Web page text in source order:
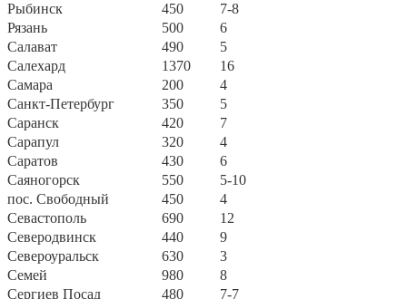
Рыбинск
450
7-8
Рязань
500
6
Салават
490
5
Салехард
1370
16
Самара
200
4
Санкт-Петербург
350
5
Саранск
420
7
Сарапул
320
4
Саратов
430
6
Саяногорск
550
5-10
пос. Свободный
450
4
Севастополь
690
12
Северодвинск
440
9
Североуральск
630
3
Семей
980
8
Сергиев Посад
480 7-7